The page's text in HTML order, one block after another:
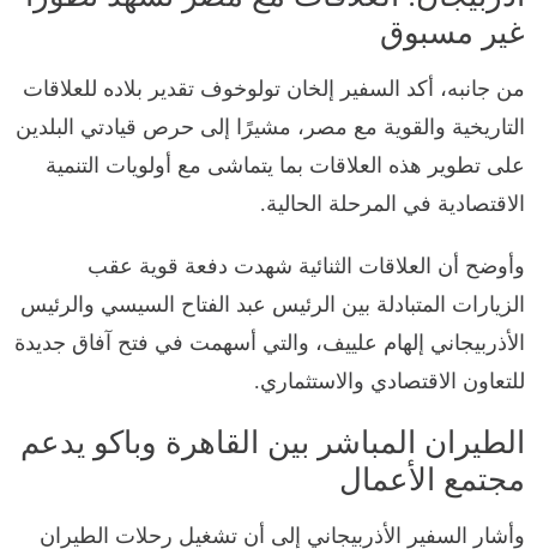
غير مسبوق
من جانبه، أكد السفير إلخان تولوخوف تقدير بلاده للعلاقات
التاريخية والقوية مع مصر، مشيرًا إلى حرص قيادتي البلدين
على تطوير هذه العلاقات بما يتماشى مع أولويات التنمية
الاقتصادية في المرحلة الحالية.
وأوضح أن العلاقات الثنائية شهدت دفعة قوية عقب
الزيارات المتبادلة بين الرئيس عبد الفتاح السيسي والرئيس
الأذربيجاني إلهام علييف، والتي أسهمت في فتح آفاق جديدة
للتعاون الاقتصادي والاستثماري.
الطيران المباشر بين القاهرة وباكو يدعم
مجتمع الأعمال
وأشار السفير الأذربيجاني إلى أن تشغيل رحلات الطيران